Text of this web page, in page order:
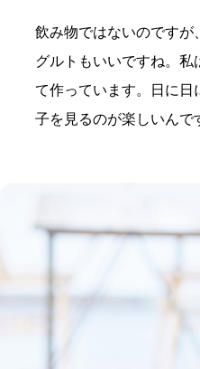
飲み物ではないのですが
グルトもいいですね。私
て作っています。日に日
子を見るのが楽しいんで